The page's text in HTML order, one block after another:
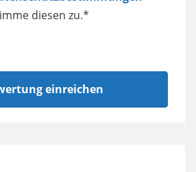
diesen zu.*